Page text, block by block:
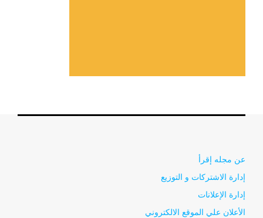
عن مجله إقرأ
إدارة الاشتركات و التوزيع
إدارة الإعلانات
الأعلان علي الموقع الالكتروني